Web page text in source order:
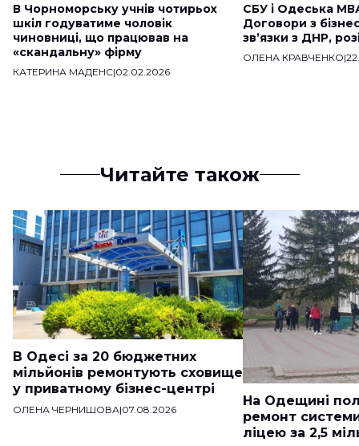
В Чорноморську учнів чотирьох
шкіл годуватиме чоловік
чиновниці, що працював на
«скандальну» фірму
КАТЕРИНА МАДЕНС|02.02.2026
СБУ і Одеська
Договори з
звʼязки з ДНР,
ОЛЕНА КРАВЧЕНКО|
Читайте також
В Одесі за 20 бюджетних
мільйонів ремонтують сховище
у приватному бізнес-центрі
ОЛЕНА ЧЕРНИШОВА|07.08.2026
На Одещині
ремонт
ліцею за 2,5